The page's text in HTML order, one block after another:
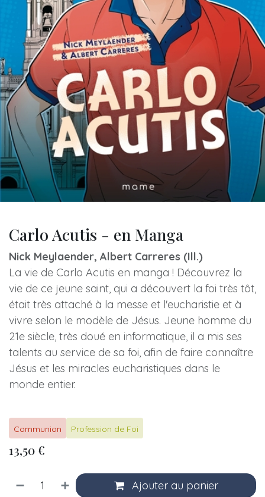
Carlo Acutis - en Manga
Nick Meylaender, Albert Carreres (Ill.)
La vie de Carlo Acutis en manga ! Découvrez la
vie de ce jeune saint, qui a découvert la foi très tôt,
était très attaché à la messe et l'eucharistie et à
vivre selon le modèle de Jésus. Jeune homme du
21e siècle, très doué en informatique, il a mis ses
talents au service de sa foi, afin de faire connaître
Jésus et les miracles eucharistiques dans le
monde entier.
Communion Profession de Foi
13,50€
Ajouter au panier